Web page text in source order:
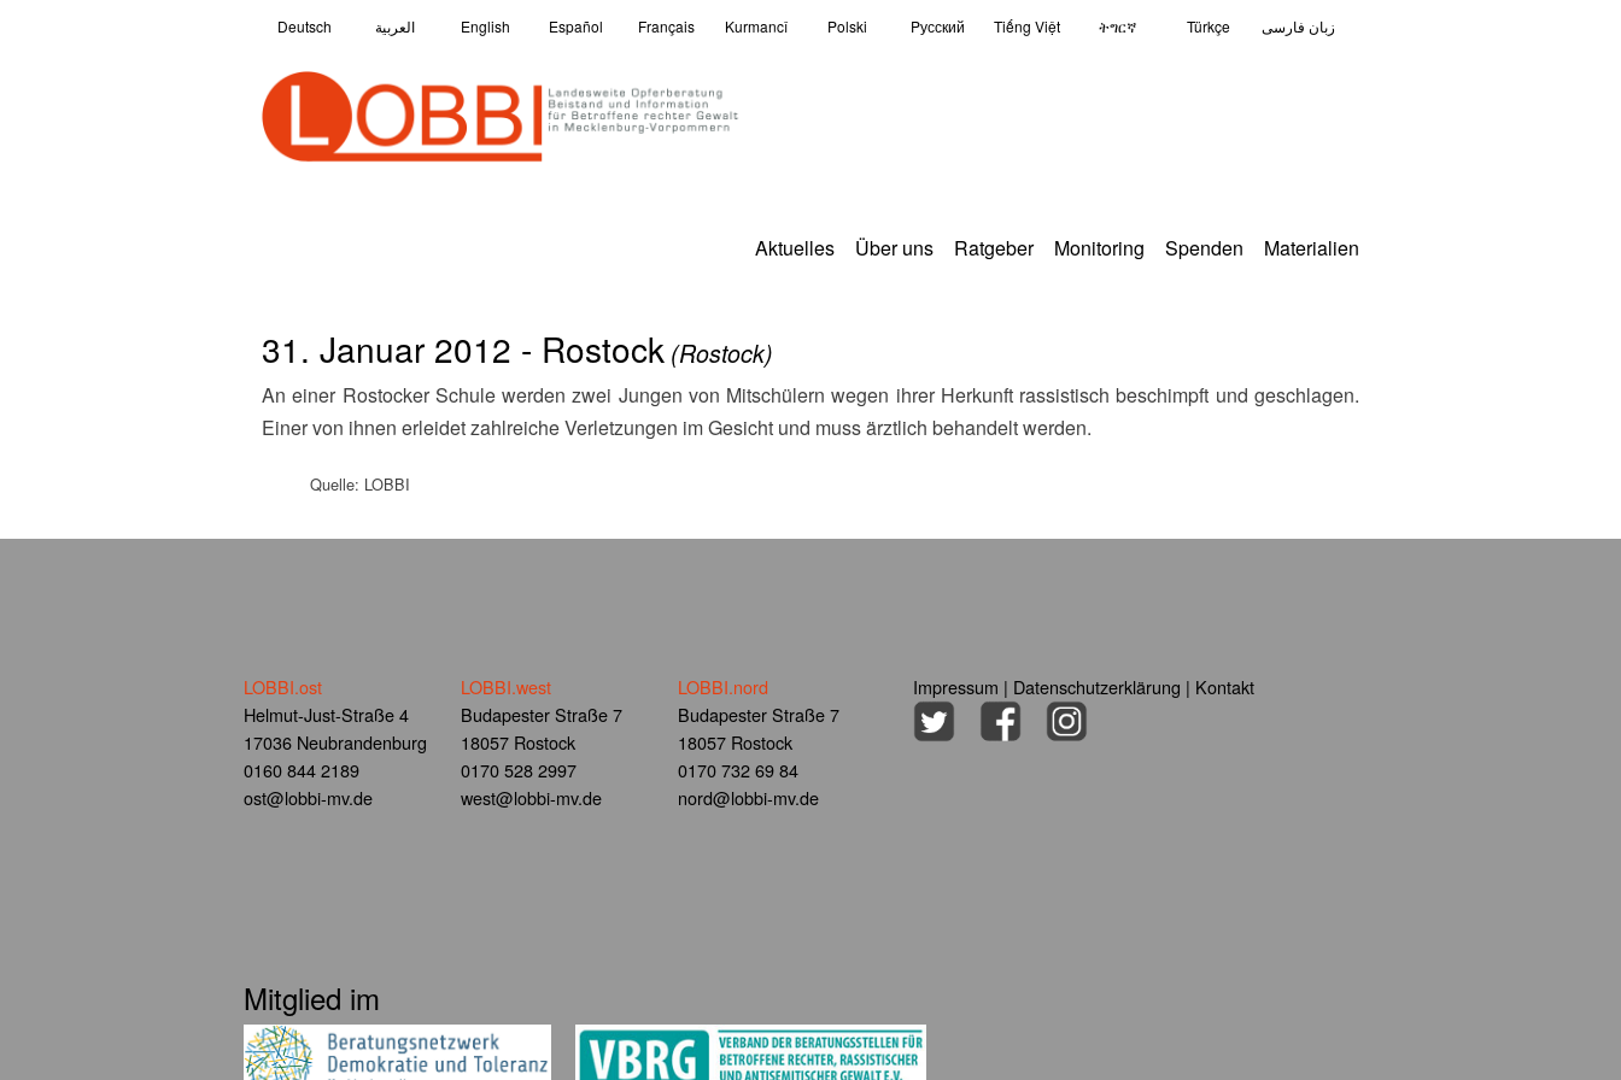
Deutsch العربية English Español Français Kurmancî Polski Pусский Tiếng Việt ትግርኛ Türkçe زبان فارسی
Aktuelles Über uns Ratgeber Monitoring Spenden Materialien
31. Januar 2012 - Rostock(Rostock)
An einer Rostocker Schule werden zwei Jungen von Mitschülern wegen ihrer Herkunft rassistisch beschimpft und geschlagen.
Einer von ihnen erleidet zahlreiche Verletzungen im Gesicht und muss ärztlich behandelt werden.
Quelle: LOBBI
LOBBI.ost
Helmut-Just-Straße 4
17036 Neubrandenburg
0160 844 2189
ost@lobbi-mv.de
LOBBI.west
Budapester Straße 7
18057 Rostock
0170 528 2997
west@lobbi-mv.de
LOBBI.nord
Budapester Straße 7
18057 Rostock
0170 732 69 84
nord@lobbi-mv.de
Impressum | Datenschutzerklärung | Kontakt
Mitglied im